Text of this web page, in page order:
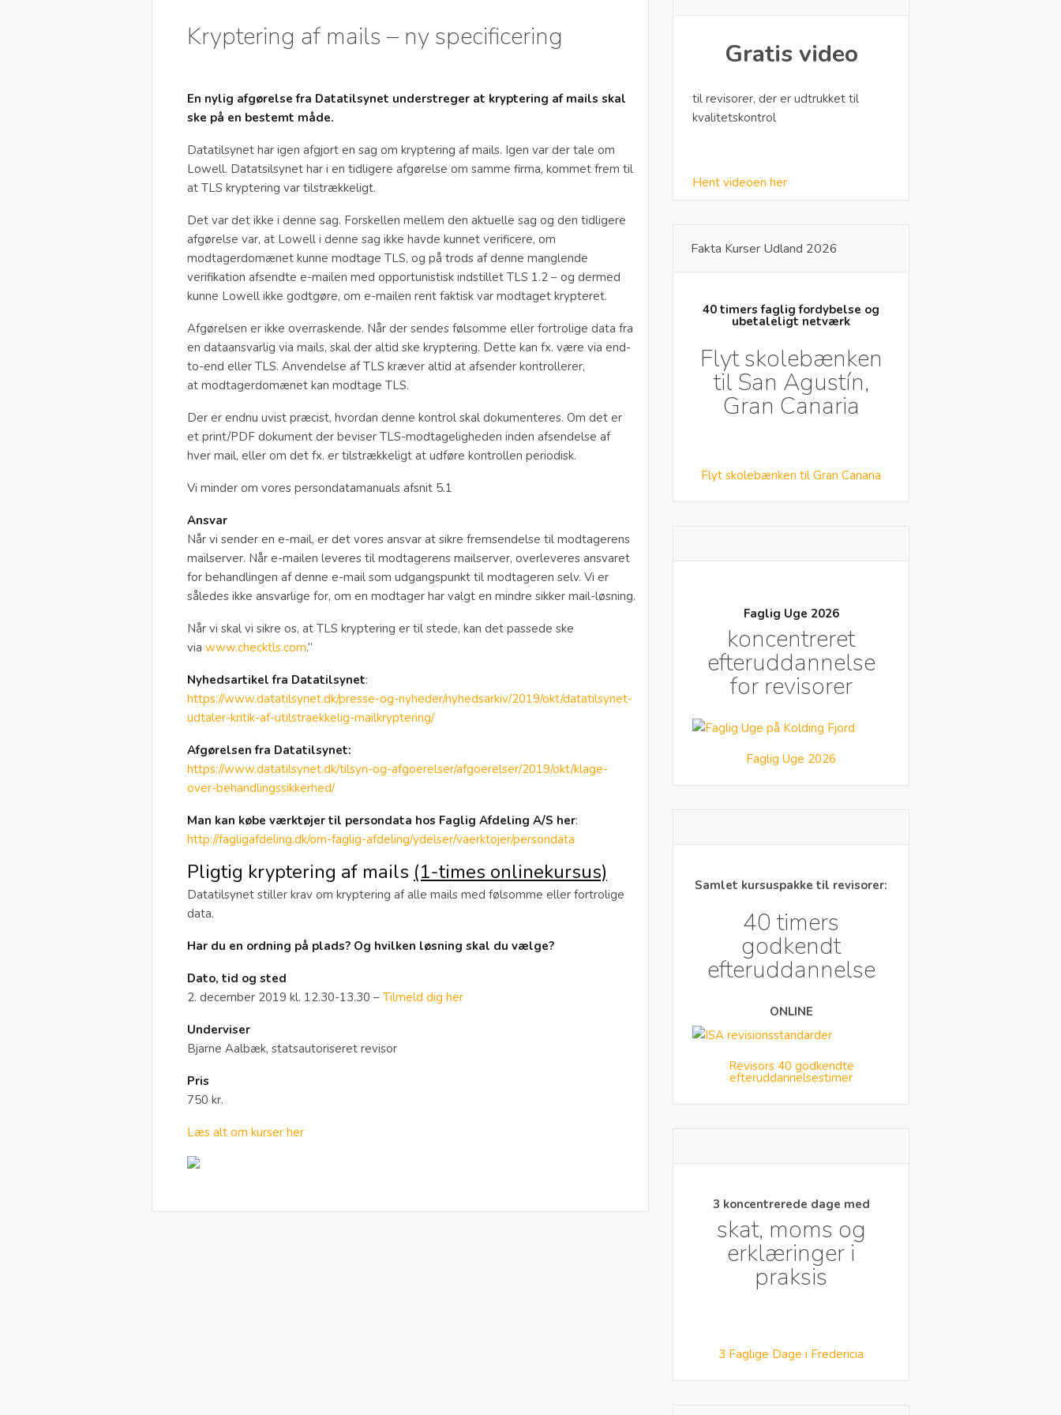
Kryptering af mails – ny specificering
En nylig afgørelse fra Datatilsynet understreger at kryptering af mails skal
ske på en bestemt måde.
Datatilsynet har igen afgjort en sag om kryptering af mails. Igen var der tale om
Lowell. Datatsilsynet har i en tidligere afgørelse om samme firma, kommet frem til
at TLS kryptering var tilstrækkeligt.
Det var det ikke i denne sag. Forskellen mellem den aktuelle sag og den tidligere
afgørelse var, at Lowell i denne sag ikke havde kunnet verificere, om
modtagerdomænet kunne modtage TLS, og på trods af denne manglende
verifikation afsendte e-mailen med opportunistisk indstillet TLS 1.2 – og dermed
kunne Lowell ikke godtgøre, om e-mailen rent faktisk var modtaget krypteret.
Afgørelsen er ikke overraskende. Når der sendes følsomme eller fortrolige data fra
en dataansvarlig via mails, skal der altid ske kryptering. Dette kan fx. være via end-
to-end eller TLS. Anvendelse af TLS kræver altid at afsender kontrollerer,
at modtagerdomænet kan modtage TLS.
Der er endnu uvist præcist, hvordan denne kontrol skal dokumenteres. Om det er
et print/PDF dokument der beviser TLS-modtageligheden inden afsendelse af
hver mail, eller om det fx. er tilstrækkeligt at udføre kontrollen periodisk.
Vi minder om vores persondatamanuals afsnit 5.1
Ansvar
Når vi sender en e-mail, er det vores ansvar at sikre fremsendelse til modtagerens
mailserver. Når e-mailen leveres til modtagerens mailserver, overleveres ansvaret
for behandlingen af denne e-mail som udgangspunkt til modtageren selv. Vi er
således ikke ansvarlige for, om en modtager har valgt en mindre sikker mail-løsning.
Når vi skal vi sikre os, at TLS kryptering er til stede, kan det passede ske
via www.checktls.com.”
Nyhedsartikel fra Datatilsynet:
https://www.datatilsynet.dk/presse-og-nyheder/nyhedsarkiv/2019/okt/datatilsynet-
udtaler-kritik-af-utilstraekkelig-mailkryptering/
Afgørelsen fra Datatilsynet:
https://www.datatilsynet.dk/tilsyn-og-afgoerelser/afgoerelser/2019/okt/klage-
over-behandlingssikkerhed/
Man kan købe værktøjer til persondata hos Faglig Afdeling A/S her:
http://fagligafdeling.dk/om-faglig-afdeling/ydelser/vaerktojer/persondata
Pligtig kryptering af mails (1-times onlinekursus)
Datatilsynet stiller krav om kryptering af alle mails med følsomme eller fortrolige
data.
Har du en ordning på plads? Og hvilken løsning skal du vælge?
Dato, tid og sted
2. december 2019 kl. 12.30-13.30 – Tilmeld dig her
Underviser
Bjarne Aalbæk, statsautoriseret revisor
Pris
750 kr.
Læs alt om kurser her
Gratis video
til revisorer, der er udtrukket til
kvalitetskontrol
Hent videoen her
Fakta Kurser Udland 2026
40 timers faglig fordybelse og
ubetaleligt netværk
Flyt skolebænken
til San Agustín,
Gran Canaria
Flyt skolebænken til Gran Canaria
Faglig Uge 2026
koncentreret
efteruddannelse
for revisorer
Faglig Uge 2026
Samlet kursuspakke til revisorer:
40 timers
godkendt
efteruddannelse
ONLINE
Revisors 40 godkendte
efteruddannelsestimer
3 koncentrerede dage med
skat, moms og
erklæringer i
praksis
3 Faglige Dage i Fredericia